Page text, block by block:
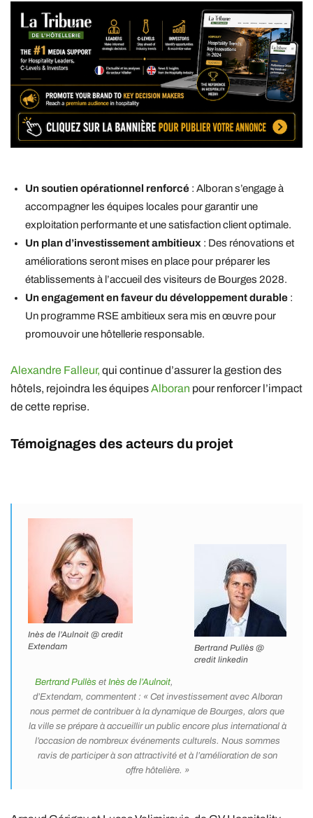
Un soutien opérationnel renforcé : Alboran s’engage à
accompagner les équipes locales pour garantir une
exploitation performante et une satisfaction client optimale.
Un plan d’investissement ambitieux : Des rénovations et
améliorations seront mises en place pour préparer les
établissements à l’accueil des visiteurs de Bourges 2028.
Un engagement en faveur du développement durable :
Un programme RSE ambitieux sera mis en œuvre pour
promouvoir une hôtellerie responsable.
Alexandre Falleur, qui continue d’assurer la gestion des
hôtels, rejoindra les équipesAlboran pour renforcer l’impact
de cette reprise.
Témoignages des acteurs du projet
Inès de l’Aulnoit @ credit
Extendam
Bertrand Pullès @
credit linkedin
Bertrand Pullèset Inès de l’Aulnoit,
d’Extendam, commentent : « Cet investissement avec Alboran
nous permet de contribuer à la dynamique de Bourges, alors que
la ville se prépare à accueillir un public encore plus international à
l’occasion de nombreux événements culturels. Nous sommes
ravis de participer à son attractivité et à l’amélioration de son
offre hôtelière. »